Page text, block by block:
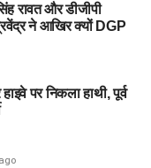
रखें।
विकल्प हो सकता
Differential
उन्हें टीम से बाहर न
रावत और डीजीपी
ने आखिर क्यों DGP
पर निकला हाथी, पूर्व